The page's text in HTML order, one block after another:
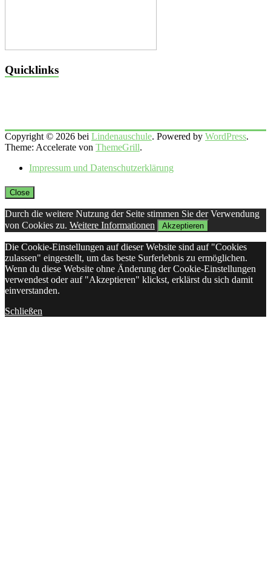
Quicklinks
Copyright © 2026 bei Lindenauschule. Powered by WordPress.
Theme: Accelerate von ThemeGrill.
Impressum und Datenschutzerklärung
Close
Durch die weitere Nutzung der Seite stimmen Sie der Verwendung
von Cookies zu. Weitere Informationen Akzeptieren
Die Cookie-Einstellungen auf dieser Website sind auf "Cookies
zulassen" eingestellt, um das beste Surferlebnis zu ermöglichen.
Wenn du diese Website ohne Änderung der Cookie-Einstellungen
verwendest oder auf "Akzeptieren" klickst, erklärst du sich damit
einverstanden.
Schließen